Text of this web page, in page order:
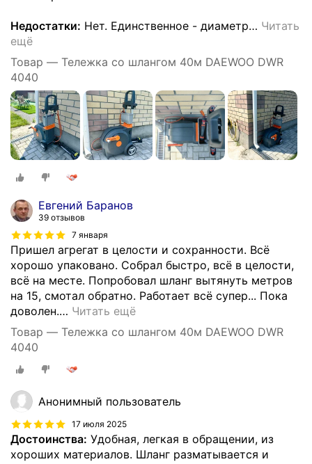
Недостатки: Нет. Единственное - диаметр… Читать
ещё
Товар — Тележка со шлангом 40м DAEWOO DWR
4040
Евгений Баранов
39 отзывов
7 января
Пришел агрегат в целости и сохранности. Всё
хорошо упаковано. Собрал быстро, всё в целости,
всё на месте. Попробовал шланг вытянуть метров
на 15, смотал обратно. Работает всё супер... Пока
доволен.… Читать ещё
Товар — Тележка со шлангом 40м DAEWOO DWR
4040
Анонимный пользователь
17 июля 2025
Достоинства: Удобная, легкая в обращении, из
хороших материалов. Шланг разматывается и